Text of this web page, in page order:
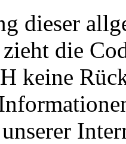
dieser
die
keine